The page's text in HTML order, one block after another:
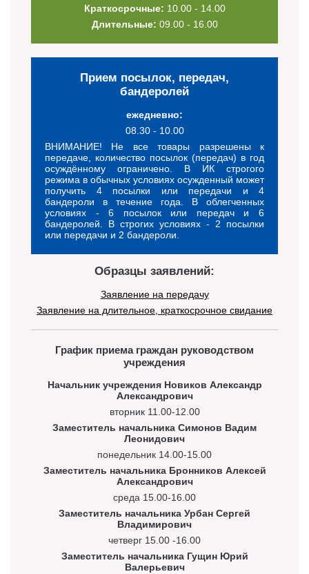
Краткосрочные: 10.00 - 14.00
Длительные: 09.00 - 16.00
Прием посылок, передач,
бандеролей
ежедневно:
08.30 - 10.00
ВНИМАНИЕ! Не все товары разрешены к
передаче, количество посылок (передач) в год
осуждённому ограничено. В ИК строгого
режима в обычных условиях осужденный может
получить 4 посылки или передачи и 4
бандероли в течение года. В облегченных
условиях - 6 посылок или передач и 6
бандеролей. В строгих условиях - 2 посылки
или передачи и 2 бандероли.
Образцы заявлений:
Заявление на передачу
Заявление на длительное, краткосрочное свидание
График приема граждан руководством
учреждения
Начальник учреждения Новиков Александр
Александрович
вторник 11.00-12.00
Заместитель начальника Симонов Вадим
Леонидович
понедельник 14.00-15.00
Заместитель начальника Бронников Алексей
Александрович
среда 15.00-16.00
Заместитель начальника Урбан Сергей
Владимирович
четверг 15.00 -16.00
Заместитель начальника Гущин Юрий
Валерьевич